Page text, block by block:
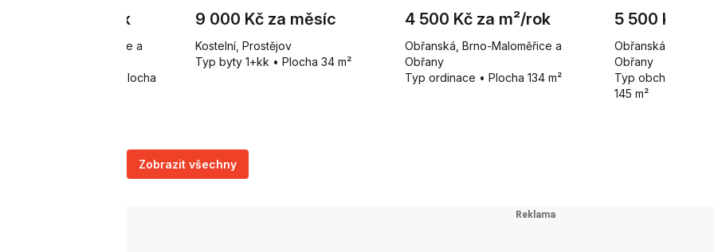
Kč za m²/rok
Brno-Maloměřice a
obchodní prostory • Plocha
9 000 Kč za měsíc
Kostelní, Prostějov
Typ byty 1+kk • Plocha 34 m²
4 500 Kč za m²/rok
Obřanská, Brno-Maloměřice a
Obřany
Typ ordinace • Plocha 134 m²
Maloměřice a
5 500 Kč za
Obřanská, Brno-
Obřany
Typ obchodní
145 m²
Zobrazit všechny